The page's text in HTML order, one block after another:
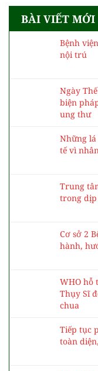
BÀI VIẾT
Bệnh
nội trú
Ngày
biện
ung thư
Những
tế vì
Trung
trong
Cơ sở 2
hành,
WHO hỗ
Thụy Sĩ
chua
Tiếp tục
toàn